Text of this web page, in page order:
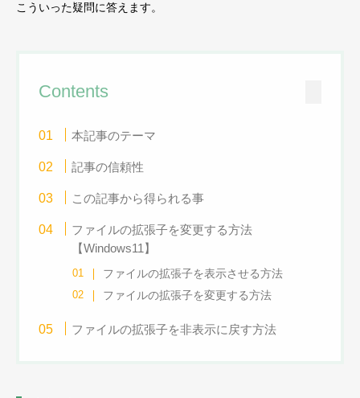
こういった疑問に答えます。
Contents
本記事のテーマ
記事の信頼性
この記事から得られる事
ファイルの拡張子を変更する方法
【Windows11】
ファイルの拡張子を表示させる方法
ファイルの拡張子を変更する方法
ファイルの拡張子を非表示に戻す方法